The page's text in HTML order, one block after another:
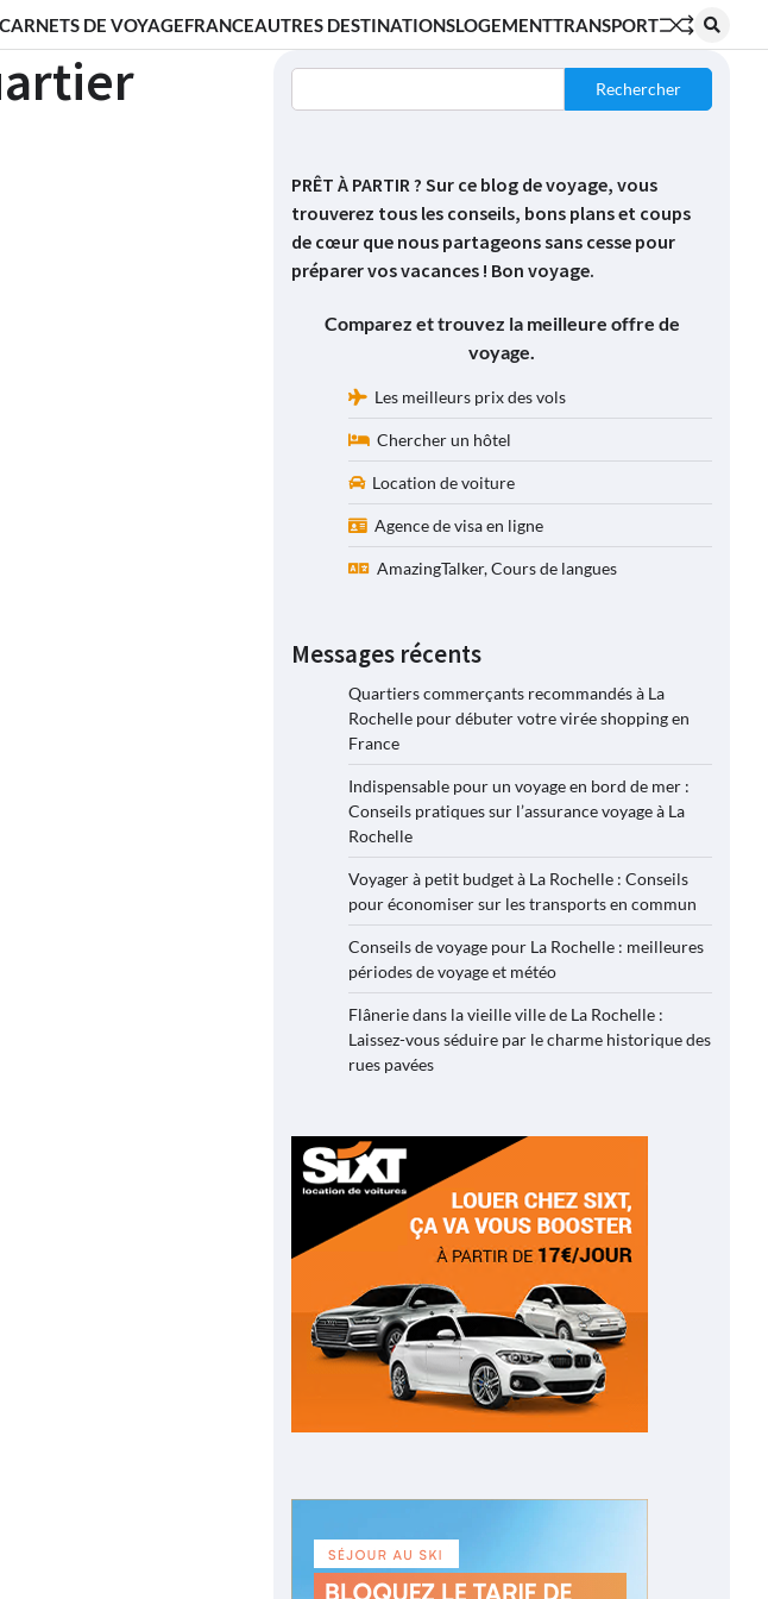
CARNETS DE VOYAGEFRANCEAUTRES DESTINATIONSLOGEMENTTRANSPORT
Rechercher
PRÊT À PARTIR ? Sur ce blog de voyage, vous
trouverez tous les conseils, bons plans et coups
de cœur que nous partageons sans cesse pour
préparer vos vacances ! Bon voyage.
Comparez et trouvez la meilleure offre de
voyage.
Les meilleurs prix des vols
Chercher un hôtel
Location de voiture
Agence de visa en ligne
AmazingTalker, Cours de langues
Messages récents
Quartiers commerçants recommandés à La
Rochelle pour débuter votre virée shopping en
France
Indispensable pour un voyage en bord de mer :
Conseils pratiques sur l’assurance voyage à La
Rochelle
Voyager à petit budget à La Rochelle : Conseils
pour économiser sur les transports en commun
Conseils de voyage pour La Rochelle : meilleures
périodes de voyage et météo
Flânerie dans la vieille ville de La Rochelle :
Laissez-vous séduire par le charme historique des
rues pavées